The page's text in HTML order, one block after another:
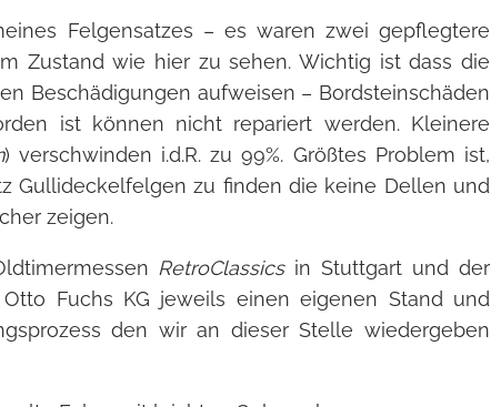
Felgensatzes – es waren zwei gepflegtere
Zustand wie hier zu sehen. Wichtig ist dass die
Beschädigungen aufweisen – Bordsteinschäden
ist können nicht repariert werden. Kleinere
) verschwinden i.d.R. zu 99%. Größtes Problem ist,
Gullideckelfelgen zu finden die keine Dellen und
zeigen.
RetroClassicsin Stuttgart und der
Fuchs KG jeweils einen eigenen Stand und
den wir an dieser Stelle wiedergeben